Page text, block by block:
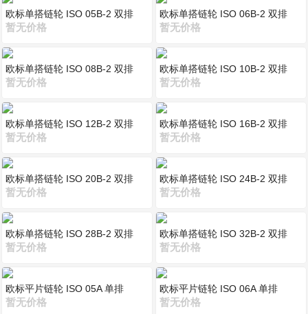
欧标单搭链轮 ISO 05B-2 双排
暂无价格
欧标单搭链轮 ISO 08B-2 双排
暂无价格
欧标单搭链轮 ISO 12B-2 双排
暂无价格
欧标单搭链轮 ISO 20B-2 双排
暂无价格
欧标单搭链轮 ISO 28B-2 双排
暂无价格
欧标平片链轮 ISO 05A 单排
暂无价格
欧标单搭链轮 ISO 06B-2 双排
暂无价格
欧标单搭链轮 ISO 10B-2 双排
暂无价格
欧标单搭链轮 ISO 16B-2 双排
暂无价格
欧标单搭链轮 ISO 24B-2 双排
暂无价格
欧标单搭链轮 ISO 32B-2 双排
暂无价格
欧标平片链轮 ISO 06A 单排
暂无价格